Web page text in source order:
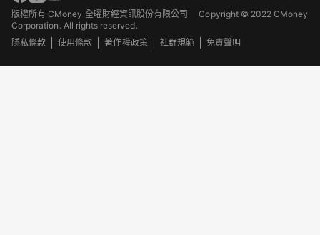
版權所有 CMoney 全曜財經資訊股份有限公司Copyright © 2022 CMoney
Corporation. All rights reserved.
隱私條款
使用條款 著作權政策 社群規範 免責聲明